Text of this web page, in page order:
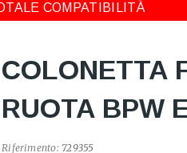
COMPATIBILITÀ
COLONETTA
RUOTA BPW
Riferimento: 729355